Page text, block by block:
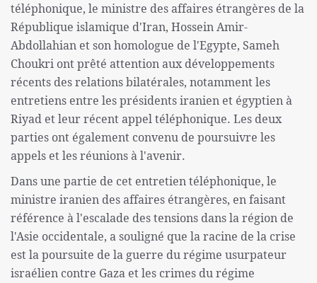
téléphonique, le ministre des affaires étrangères de la
République islamique d'Iran, Hossein Amir-
Abdollahian et son homologue de l'Egypte, Sameh
Choukri ont prêté attention aux développements
récents des relations bilatérales, notamment les
entretiens entre les présidents iranien et égyptien à
Riyad et leur récent appel téléphonique. Les deux
parties ont également convenu de poursuivre les
appels et les réunions à l'avenir.
Dans une partie de cet entretien téléphonique, le
ministre iranien des affaires étrangères, en faisant
référence à l'escalade des tensions dans la région de
l'Asie occidentale, a souligné que la racine de la crise
est la poursuite de la guerre du régime usurpateur
israélien contre Gaza et les crimes du régime